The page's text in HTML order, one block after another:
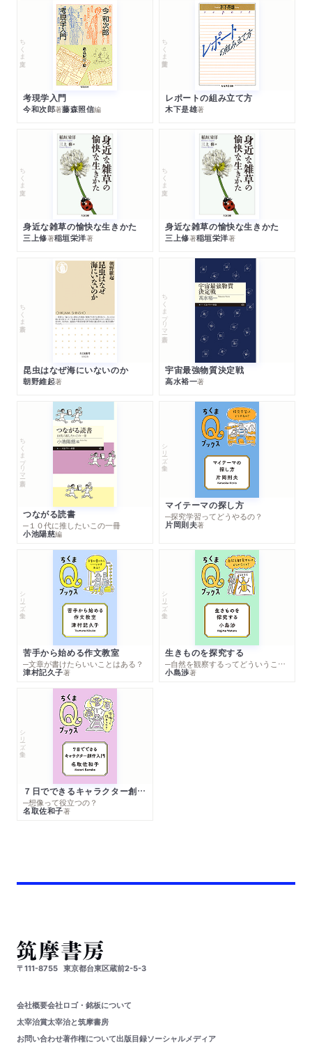
ちくま文庫
考現学入門
今和次郎著藤森照信編
ちくま学芸文庫
レポートの組み立て方
木下是雄著
ちくま文庫
身近な雑草の愉快な生きかた
三上修著稲垣栄洋著
ちくま文庫
身近な雑草の愉快な生きかた
三上修著稲垣栄洋著
ちくま新書
昆虫はなぜ海にいないのか
朝野維起著
ちくまプリマー新書
宇宙最強物質決定戦
高水裕一著
ちくまプリマー新書
つながる読書
─１０代に推したいこの一冊
小池陽慈編
シリーズ・全集
マイテーマの探し方
─探究学習ってどうやるの？
片岡則夫著
シリーズ・全集
苦手から始める作文教室
─文章が書けたらいいことはある？
津村記久子著
シリーズ・全集
生きものを探究する
─自然を観察するってどういうこと？
小島渉著
シリーズ・全集
７日でできるキャラクター創作入門
─想像って役立つの？
名取佐和子著
〒111-8755 東京都台東区蔵前2-5-3
会社概要会社ロゴ・銘板について
太宰治賞太宰治と筑摩書房
お問い合わせ著作権について出版目録ソーシャルメディア